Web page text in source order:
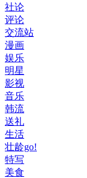
社论
评论
交流站
漫画
娱乐
明星
影视
音乐
韩流
送礼
生活
壮龄go!
特写
美食